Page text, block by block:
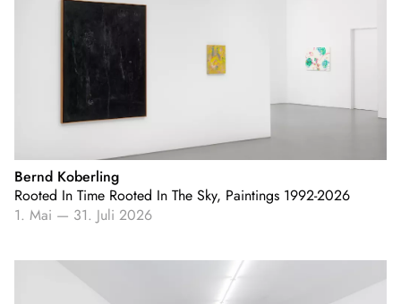
Bernd Koberling
Rooted In Time Rooted In The Sky, Paintings 1992-2026
1. Mai — 31. Juli 2026